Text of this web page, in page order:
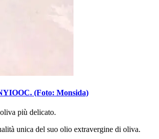
(Foto: Monsida)
più delicato.
unica del suo olio extravergine di oliva.